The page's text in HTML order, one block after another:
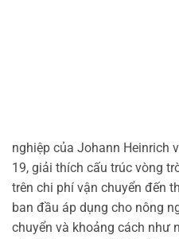
nghiệp của Johann Heinrich
19, giải thích cấu trúc vòng
trên chi phí vận chuyển đến
ban đầu áp dụng cho nông
chuyển và khoảng cách như